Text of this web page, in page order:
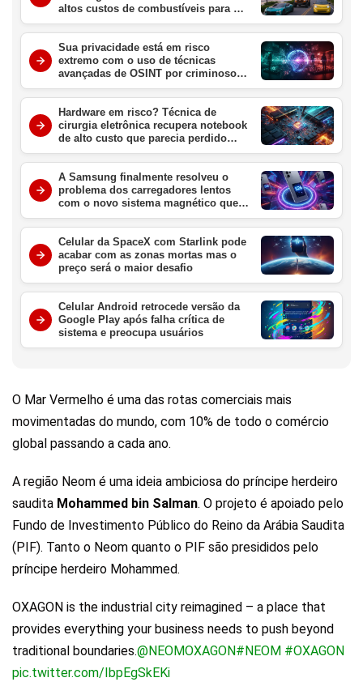
altos custos de combustíveis para o
consumidor brasileiro
Sua privacidade está em risco
extremo com o uso de técnicas
avançadas de OSINT por criminosos
digitais no Brasil
Hardware em risco? Técnica de
cirurgia eletrônica recupera notebook
de alto custo que parecia perdido
para sempre
A Samsung finalmente resolveu o
problema dos carregadores lentos
com o novo sistema magnético que
promete revolucionar o Galaxy S26
este ano
Celular da SpaceX com Starlink pode
acabar com as zonas mortas mas o
preço será o maior desafio
Celular Android retrocede versão da
Google Play após falha crítica de
sistema e preocupa usuários
O Mar Vermelho é uma das rotas comerciais mais
movimentadas do mundo, com 10% de todo o comércio
global passando a cada ano.
A região Neom é uma ideia ambiciosa do príncipe herdeiro
saudita Mohammed bin Salman. O projeto é apoiado pelo
Fundo de Investimento Público do Reino da Arábia Saudita
(PIF). Tanto o Neom quanto o PIF são presididos pelo
príncipe herdeiro Mohammed.
OXAGON is the industrial city reimagined – a place that
provides everything your business needs to push beyond
traditional boundaries.@NEOMOXAGON#NEOM #OXAGON
pic.twitter.com/IbpEgSkEKi